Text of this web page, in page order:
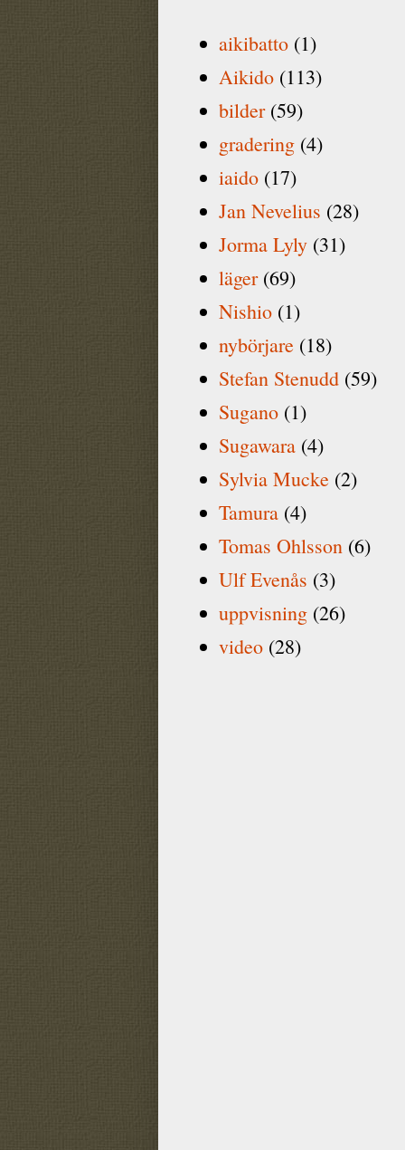
aikibatto (1)
Aikido (113)
bilder (59)
gradering (4)
iaido (17)
Jan Nevelius (28)
Jorma Lyly (31)
läger (69)
Nishio (1)
nybörjare (18)
Stefan Stenudd (59)
Sugano (1)
Sugawara (4)
Sylvia Mucke (2)
Tamura (4)
Tomas Ohlsson (6)
Ulf Evenås (3)
uppvisning (26)
video (28)